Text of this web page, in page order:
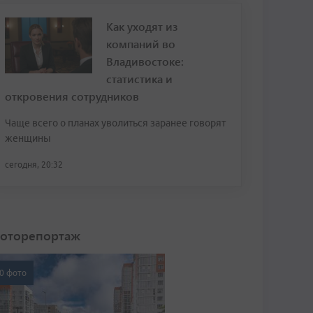
Как уходят из
компаний во
Владивостоке:
статистика и
откровения сотрудников
Чаще всего о планах уволиться заранее говорят
женщины
сегодня, 20:32
фото